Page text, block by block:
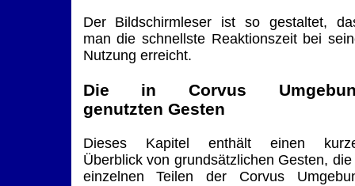
Der Bildschirmleser ist so gestaltet,
man die schnellste Reaktionszeit bei
Nutzung erreicht.
Die in Corvus
genutzten Gesten
Dieses Kapitel enthält einen
Überblick von grundsätzlichen Gesten, die
einzelnen Teilen der Corvus